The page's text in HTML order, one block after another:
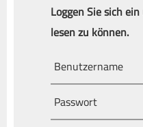
Loggen Sie sich
lesen zu können.